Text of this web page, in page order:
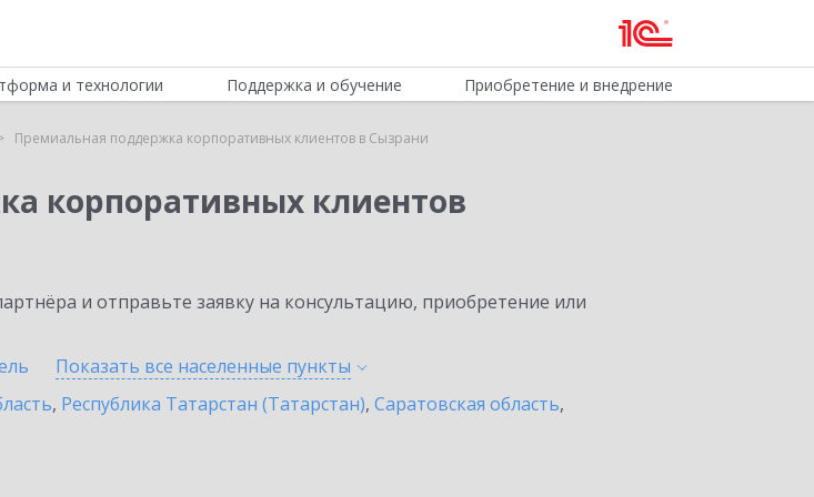
и технологии Поддержка и обучение Приобретение и внедрение
Премиальная поддержка корпоративных клиентов в Сызрани
корпоративных клиентов
и отправьте заявку на консультацию, приобретение или
Показать все населенные пункты
, Республика Татарстан (Татарстан), Саратовская область,